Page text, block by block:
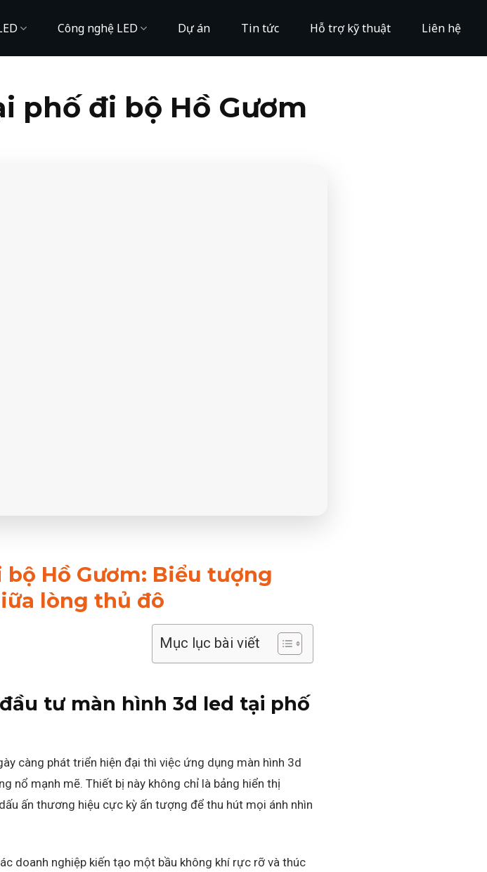
Công nghệ LED Dự án Tin tức Hỗ trợ kỹ thuật Liên hệ
phố đi bộ Hồ Gươm
Hồ Gươm: Biểu tượng
lòng thủ đô
Mục lục bài viết
tư màn hình 3d led tại phố
càng phát triển hiện đại thì việc ứng dụng màn hình 3d
nổ mạnh mẽ. Thiết bị này không chỉ là bảng hiển thị
ấn thương hiệu cực kỳ ấn tượng để thu hút mọi ánh nhìn
doanh nghiệp kiến tạo một bầu không khí rực rỡ và thúc